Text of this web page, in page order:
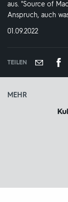
aus. "Source of
Anspruch, auch
DATUM:
01.09.2022
TEILEN
MEHR